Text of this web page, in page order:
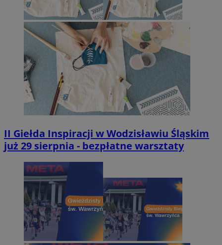
II Giełda Inspiracji w Wodzisławiu Śląskim
już 29 sierpnia - bezpłatne warsztaty